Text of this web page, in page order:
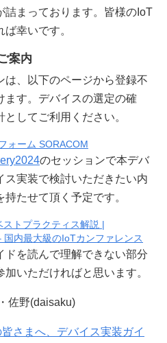
詰まっております。皆様のIoT
幸いです。
案内
は、以下のページから登録不
ます。デバイスの選定の確
してご利用ください。
ォーム SORACOM
のセッションで本デバ
ス実装で検討いただきたい内
たせて頂く予定です。
トプラクティス解説 |
内最大級のIoTカンファレンス
ドを読んで理解できない部分
いただければと思います。
佐野(daisaku)
さまへ、デバイス実装ガイ